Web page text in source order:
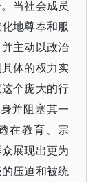
当社会成员
地尊奉和服
主动以政治
体的权力实
个庞大的行
并阻塞其一
在教育、宗
展现出更为
压迫和被统